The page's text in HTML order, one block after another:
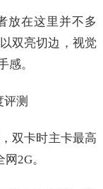
放在这里并不多
双亮切边，视觉
感。
双卡时主卡最高
2G。